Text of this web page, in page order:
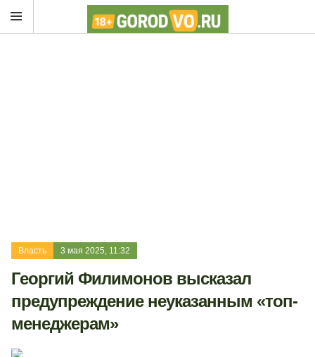
Власть 3 мая 2025, 11:32
Георгий Филимонов высказал
предупреждение неуказанным «топ-
менеджерам»